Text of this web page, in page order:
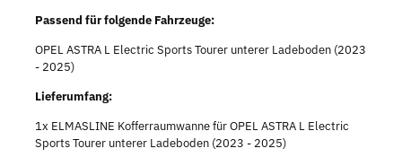
Passend für folgende Fahrzeuge:
OPEL ASTRA L Electric Sports Tourer unterer Ladeboden (2023
- 2025)
Lieferumfang:
1x ELMASLINE Kofferraumwanne für OPEL ASTRA L Electric
Sports Tourer unterer Ladeboden (2023 - 2025)